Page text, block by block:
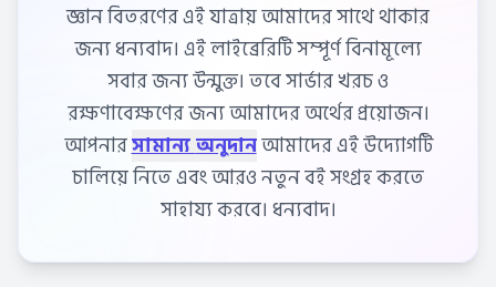
জ্ঞান বিতরণের এই যাত্রায় আমাদের সাথে থাকার
জন্য ধন্যবাদ। এই লাইব্রেরিটি সম্পূর্ণ বিনামূল্যে
সবার জন্য উন্মুক্ত। তবে সার্ভার খরচ ও
রক্ষণাবেক্ষণের জন্য আমাদের অর্থের প্রয়োজন।
আপনার
সামান্য অনুদানআমাদের এই উদ্যোগটি
চালিয়ে নিতে এবং আরও নতুন বই সংগ্রহ করতে
সাহায্য করবে। ধন্যবাদ।